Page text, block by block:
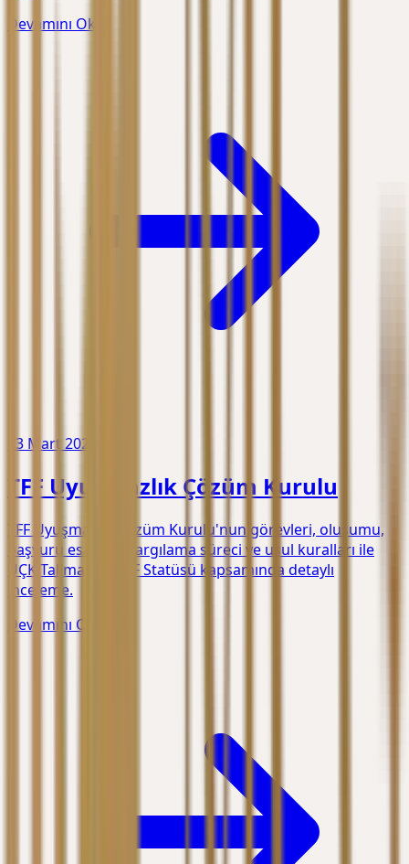
Devamını Oku
23 Mart 2026
TFF Uyuşmazlık Çözüm Kurulu
TFF Uyuşmazlık Çözüm Kurulu'nun görevleri, oluşumu,
başvuru esasları, yargılama süreci ve usul kuralları ile
UÇK Talimatı ve TFF Statüsü kapsamında detaylı
inceleme.
Devamını Oku